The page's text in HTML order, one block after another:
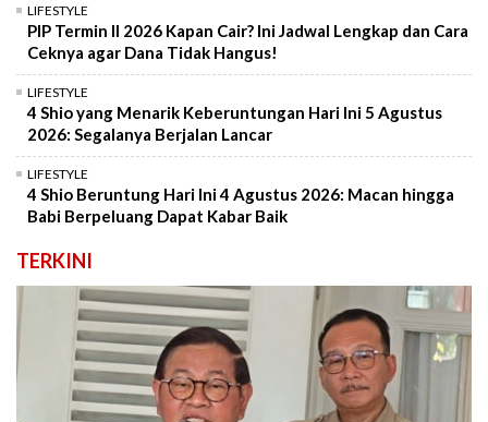
LIFESTYLE
PIP Termin II 2026 Kapan Cair? Ini Jadwal Lengkap dan Cara
Ceknya agar Dana Tidak Hangus!
LIFESTYLE
4 Shio yang Menarik Keberuntungan Hari Ini 5 Agustus
2026: Segalanya Berjalan Lancar
LIFESTYLE
4 Shio Beruntung Hari Ini 4 Agustus 2026: Macan hingga
Babi Berpeluang Dapat Kabar Baik
TERKINI